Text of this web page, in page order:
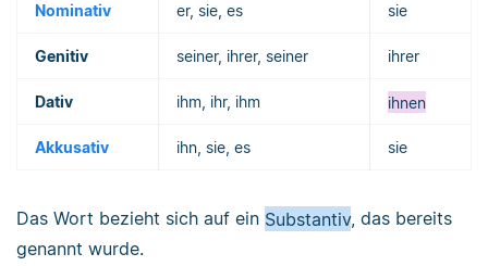
Nominativ er, sie, es sie
Genitiv seiner, ihrer, seiner ihrer
Dativ ihm, ihr, ihm ihnen
Akkusativ ihn, sie, es sie
Das Wort bezieht sich auf ein Substantiv, das bereits
genannt wurde.